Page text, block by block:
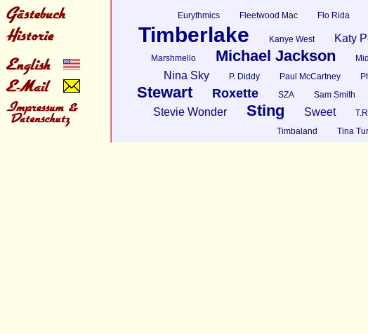
Eurythmics Fleetwood Mac Flo Rida
Timberlake
Kanye West Katy
Marshmello Michael Jackson
Nina Sky P. Diddy Paul McCartney
Stewart
Roxette SZA Sam Smith
Stevie Wonder Sting Sweet
Timbaland Tina